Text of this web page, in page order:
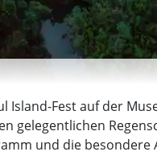
Fest auf der
gelegentlichen
und die